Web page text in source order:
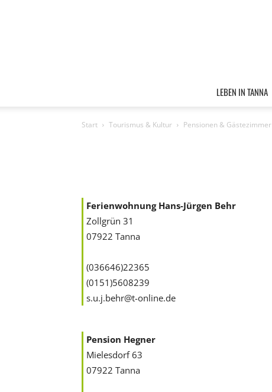
LEBEN IN TANNA
Start Tourismus & Kultur Pensionen & Gästezimmer
Ferienwohnung Hans-Jürgen Behr
Zollgrün 31
07922 Tanna
(036646)22365
(0151)5608239
s.u.j.behr@t-online.de
Pension Hegner
Mielesdorf 63
07922 Tanna